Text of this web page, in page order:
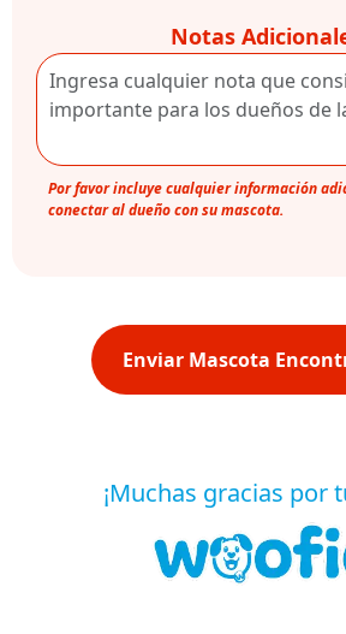
Notas
Por favor incluye cualquier información
conectar al dueño con su mascota.
Enviar Mascota
¡Muchas gracias por